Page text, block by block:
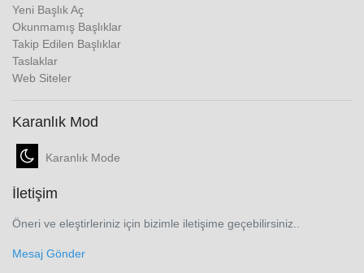
Yeni Başlık Aç
Okunmamış Başlıklar
Takip Edilen Başlıklar
Taslaklar
Web Siteler
Karanlık Mod
Karanlık Mode
İletişim
Öneri ve eleştirleriniz için bizimle iletişime geçebilirsiniz..
Mesaj Gönder